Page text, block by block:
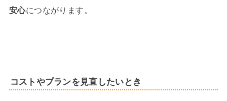
安心につながります。
コストやプランを見直したいとき